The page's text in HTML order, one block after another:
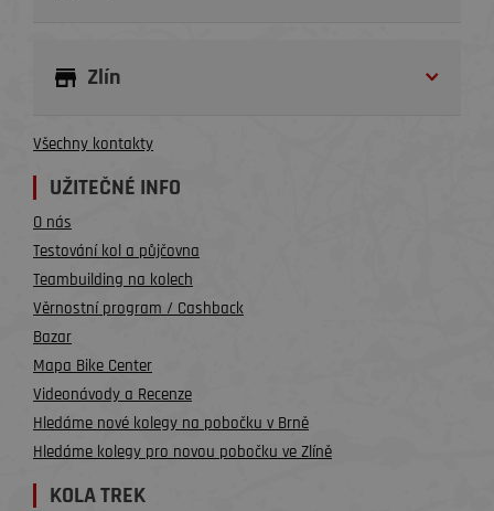
Zlín
Všechny kontakty
UŽITEČNÉ INFO
O nás
Testování kol a půjčovna
Teambuilding na kolech
Věrnostní program / Cashback
Bazar
Mapa Bike Center
Videonávody a Recenze
Hledáme nové kolegy na pobočku v Brně
Hledáme kolegy pro novou pobočku ve Zlíně
KOLA TREK